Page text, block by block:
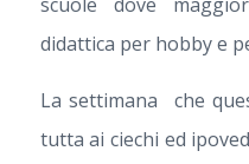
didattica per hobby e
La settimana che
tutta ai ciechi ed